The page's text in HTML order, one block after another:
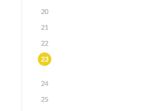
20
21
22
23
24
25